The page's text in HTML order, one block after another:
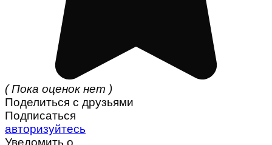
( Пока оценок нет )
Поделиться с друзьями
Подписаться
авторизуйтесь
Уведомить о